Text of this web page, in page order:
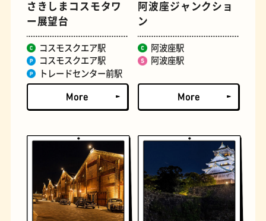
さきしまコスモタワ
ー展望台
コスモスクエア駅
コスモスクエア駅
トレードセンター前駅
阿波座ジャンクショ
ン
阿波座駅
阿波座駅